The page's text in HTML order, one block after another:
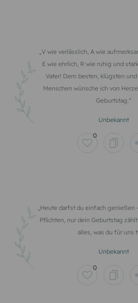
V wie verlässlich, A wie
E wie ehrlich, R wie ruhig und
Vater! Dem besten, klügsten
Menschen wünsche ich von
Geburtstag.
Unbekannt
0
Heute darfst du einfach genießen
Pflichten, nur dein Geburtstag
alles, was du für uns
Unbekannt
0